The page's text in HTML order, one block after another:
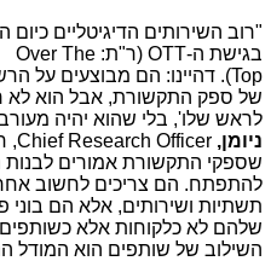
"רוב השירותים הדיגיטליים כיום
בגישת ה-OTT (ר"ת: Over The
Top). דהיינו: הם מבוצעים על
של ספק התקשורת, אבל הוא לא
לראש שלו', בלי שהוא יהיה
ניומן, Chief Research Officer, חברת המחקר
שספקי התקשורת אמורים לבנות
להתפתח. הם צריכים לחשוב
תשתיות ושירותים, אלא הם
שלהם לא כלקוחות אלא
השילוב של שותפים הוא המודל